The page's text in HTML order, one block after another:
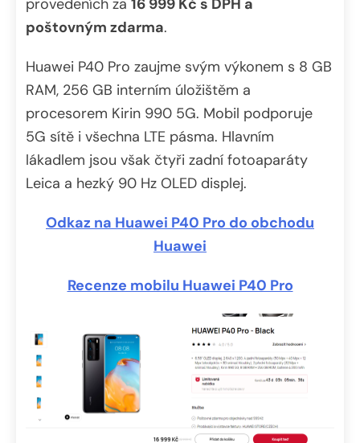
poštovným zdarma.
Huawei P40 Pro zaujme svým výkonem s 8 GB
RAM, 256 GB interním úložištěm a
procesorem Kirin 990 5G. Mobil podporuje
5G sítě i všechna LTE pásma. Hlavním
lákadlem jsou však čtyři zadní fotoaparáty
Leica a hezký 90 Hz OLED displej.
Odkaz na Huawei P40 Pro do obchodu
Huawei
Recenze mobilu Huawei P40 Pro